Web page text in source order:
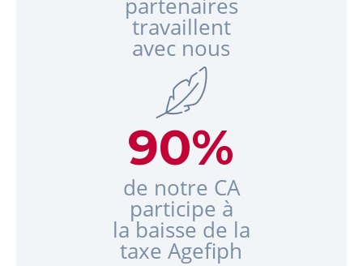
travaillent
avec nous
90%
de notre CA
participe à
la baisse de la
taxe Agefiph